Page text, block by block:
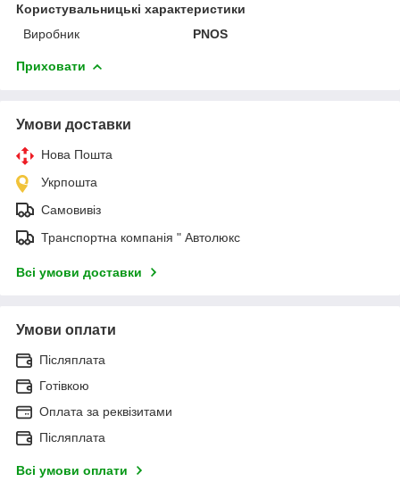
Користувальницькі характеристики
Виробник
PNOS
Приховати
Умови доставки
Нова Пошта
Укрпошта
Самовивіз
Транспортна компанія " Автолюкс
Всі умови доставки
Умови оплати
Післяплата
Готівкою
Оплата за реквізитами
Післяплата
Всі умови оплати